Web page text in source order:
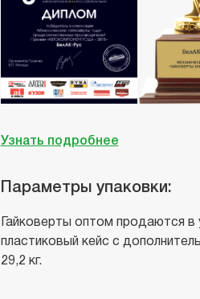
Узнать подробнее
Параметры упаковки:
Гайковерты оптом продаются
пластиковый кейс с
29,2 кг.